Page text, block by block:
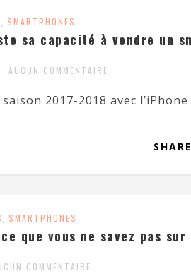
, SMARTPHONES
sa capacité à vendre un
AUCUN COMMENTAIRE
2017-2018 avec l’iPhone
, SMARTPHONES
que vous ne savez pas
COMMENTAIRE